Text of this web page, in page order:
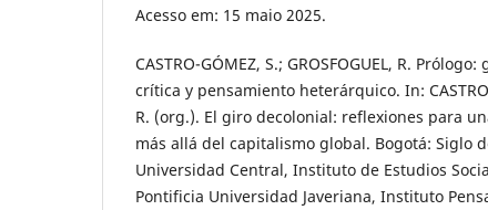
Acesso em: 15 maio 2025.
CASTRO-GÓMEZ, S.; GROSFOGUEL, R.
crítica y pensamiento heterárquico. In: CASTRO-
R. (org.). El giro decolonial: reflexiones para
más allá del capitalismo global. Bogotá: Siglo
Universidad Central, Instituto de Estudios
Pontificia Universidad Javeriana, Instituto